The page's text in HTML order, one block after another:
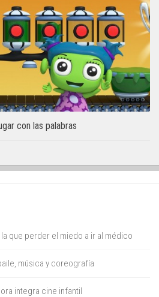
con las palabras
que perder el miedo a ir al médico
música y coreografía
integra cine infantil